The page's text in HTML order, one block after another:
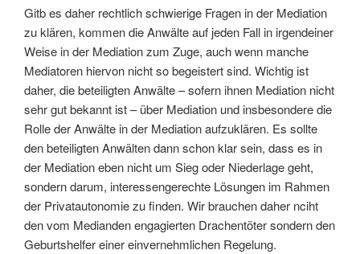
Gitb es daher rechtlich schwierige Fragen in der Mediation
zu klären, kommen die Anwälte auf jeden Fall in irgendeiner
Weise in der Mediation zum Zuge, auch wenn manche
Mediatoren hiervon nicht so begeistert sind. Wichtig ist
daher, die beteiligten Anwälte – sofern ihnen Mediation nicht
sehr gut bekannt ist – über Mediation und insbesondere die
Rolle der Anwälte in der Mediation aufzuklären. Es sollte
den beteiligten Anwälten dann schon klar sein, dass es in
der Mediation eben nicht um Sieg oder Niederlage geht,
sondern darum, interessengerechte Lösungen im Rahmen
der Privatautonomie zu finden. Wir brauchen daher nciht
den vom Medianden engagierten Drachentöter sondern den
Geburtshelfer einer einvernehmlichen Regelung.